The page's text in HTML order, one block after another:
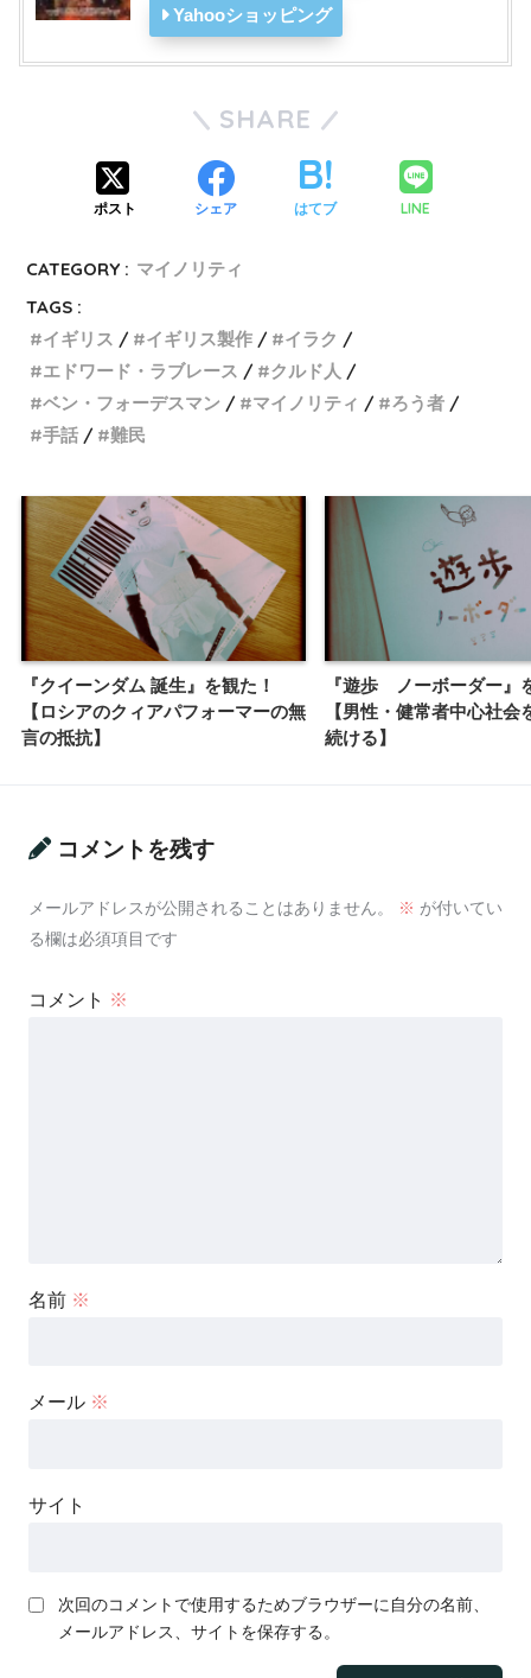
Yahooショッピング
SHARE
ポスト シェア はてブ LINE
CATEGORY : マイノリティ
TAGS :
イギリス
イギリス製作
イラク
エドワード・ラブレース
クルド人
ベン・フォーデスマン
マイノリティ
ろう者
手話
難民
『クイーンダム 誕生』を観た！
【ロシアのクィアパフォーマーの無
言の抵抗】
『遊歩 ノーボーダー』
【男性・健常者中心社会
続ける】
コメントを残す
メールアドレスが公開されることはありません。 ※ が付いてい
る欄は必須項目です
コメント ※
名前 ※
メール ※
サイト
次回のコメントで使用するためブラウザーに自分の名前、
メールアドレス、サイトを保存する。